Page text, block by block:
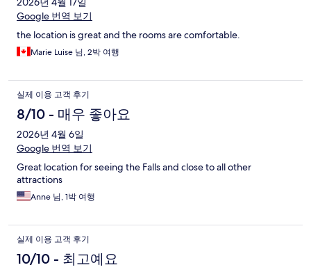
Google 번역 보기
the location is great and the rooms are comfortable.
Marie Luise 님, 2박 여행
실제 이용 고객 후기
8/10 - 매우 좋아요
2026년 4월 6일
Google 번역 보기
Great location for seeing the Falls and close to all other
attractions
Anne 님, 1박 여행
실제 이용 고객 후기
10/10 - 최고예요